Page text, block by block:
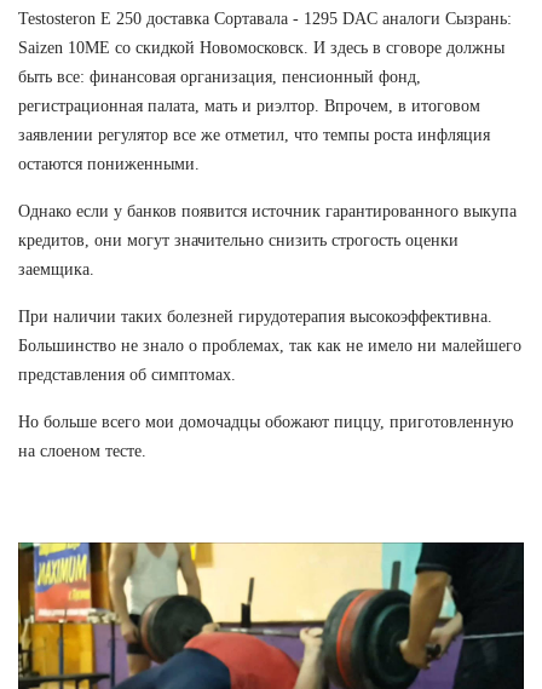
Testosteron E 250 доставка Сортавала - 1295 DAC аналоги Сызрань:
Saizen 10ME со скидкой Новомосковск. И здесь в сговоре должны
быть все: финансовая организация, пенсионный фонд,
регистрационная палата, мать и риэлтор. Впрочем, в итоговом
заявлении регулятор все же отметил, что темпы роста инфляция
остаются пониженными.
Однако если у банков появится источник гарантированного выкупа
кредитов, они могут значительно снизить строгость оценки
заемщика.
При наличии таких болезней гирудотерапия высокоэффективна.
Большинство не знало о проблемах, так как не имело ни малейшего
представления об симптомах.
Но больше всего мои домочадцы обожают пиццу, приготовленную
на слоеном тесте.